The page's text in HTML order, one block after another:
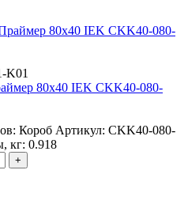
K01
80х40 IEK CKK40-080-
Короб Артикул: CKK40-080-
кг: 0.918
+